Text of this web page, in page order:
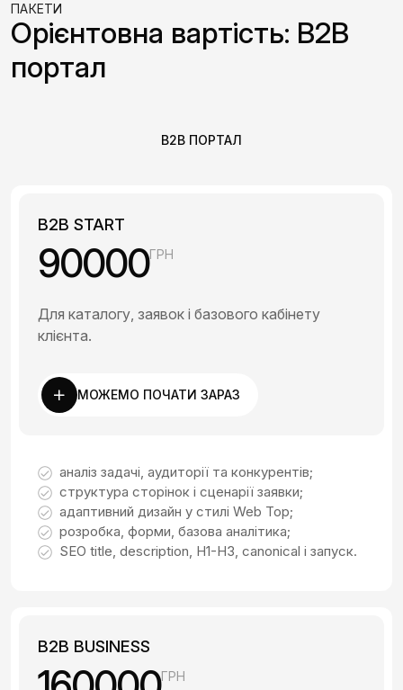
ПАКЕТИ
Орієнтовна вартість: B2B
портал
B2B ПОРТАЛ
B2B START
90000ГРН
Для каталогу, заявок і базового кабінету
клієнта.
МОЖЕМО ПОЧАТИ ЗАРАЗ
аналіз задачі, аудиторії та конкурентів;
структура сторінок і сценарії заявки;
адаптивний дизайн у стилі Web Top;
розробка, форми, базова аналітика;
SEO title, description, H1-H3, canonical і запуск.
B2B BUSINESS
ГРН